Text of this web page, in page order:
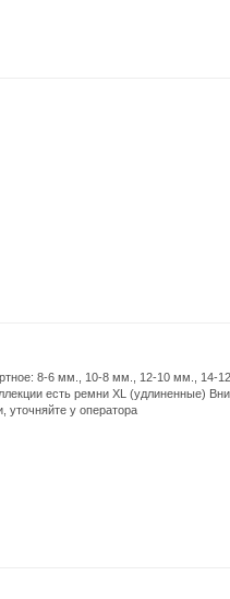
8-6 мм., 10-8 мм., 12-10 мм., 14-
есть ремни XL (удлиненные)
уточняйте у оператора